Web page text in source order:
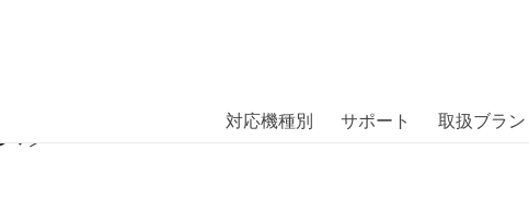
には、日本では珍しい「海外ブランド」をはじめ「ユニークな
対応機種別 サポート 取扱ブラン